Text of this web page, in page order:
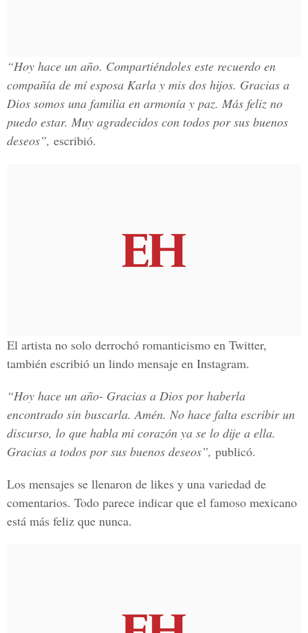
“Hoy hace un año. Compartiéndoles este recuerdo en
compañía de mí esposa Karla y mis dos hijos. Gracias a
Dios somos una familia en armonía y paz. Más feliz no
puedo estar. Muy agradecidos con todos por sus buenos
deseos”, escribió.
El artista no solo derrochó romanticismo en Twitter,
también escribió un lindo mensaje en Instagram.
“Hoy hace un año- Gracias a Dios por haberla
encontrado sin buscarla. Amén. No hace falta escribir un
discurso, lo que habla mi corazón ya se lo dije a ella.
Gracias a todos por sus buenos deseos”, publicó.
Los mensajes se llenaron de likes y una variedad de
comentarios. Todo parece indicar que el famoso mexicano
está más feliz que nunca.